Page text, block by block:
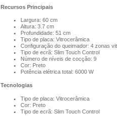
Recursos Principais
Largura: 60 cm
Altura: 3.7 cm
Profundidade: 51 cm
Tipo de placa: Vitrocerâmica
Configuração do queimador: 4 zonas
Tipo de ecrã: Slim Touch Control
Número de níveis de cocção: 9
Cor: Preto
Potência elétrica total: 6000 W
Tecnologias
Tipo de placa: Vitrocerâmica
Cor: Preto
Tipo de ecrã: Slim Touch Control